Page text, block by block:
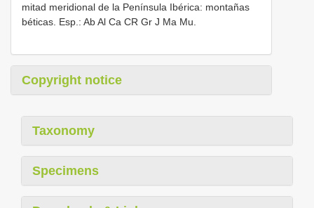
mitad meridional de la Península Ibérica: montañas
béticas. Esp.: Ab Al Ca CR Gr J Ma Mu.
Copyright notice
Taxonomy
Specimens